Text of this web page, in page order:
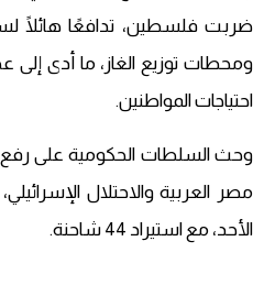
ضربت فلسطين، تدافعًا هائلًا
ومحطات توزيع الغاز، ما أدى إلى
احتياجات المواطنين.
وحث السلطات الحكومية على رفع
مصر العربية والاحتلال
الأحد، مع استيراد 44 شاحنة.